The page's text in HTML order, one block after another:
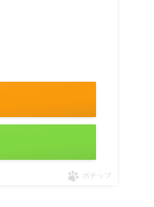
ポチップ